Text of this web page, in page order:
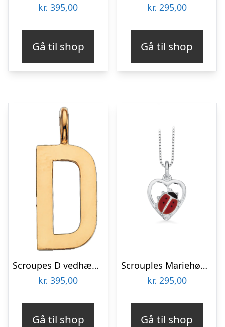
kr. 395,00
Gå til shop
kr. 295,00
Gå til shop
Scroupes D vedhæng forgyldt inkl. kæde
kr. 395,00
Gå til shop
Scrouples Mariehøne i hjerte vedhæng inkl. kæde
kr. 295,00
Gå til shop